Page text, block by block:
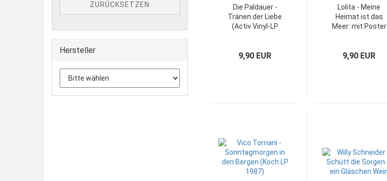
Die Paldauer -
Tränen der Liebe
(Activ Vinyl-LP
9,90 EUR
Lolita - Meine
Heimat ist das
Meer: mit Poster
9,90 EUR
ZURÜCKSETZEN
Hersteller